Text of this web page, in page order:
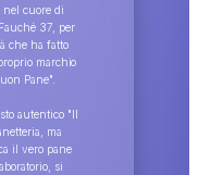
cuore di
37, per
che ha fatto
marchio
Pane".
autentico "Il
ma
il vero pane
si